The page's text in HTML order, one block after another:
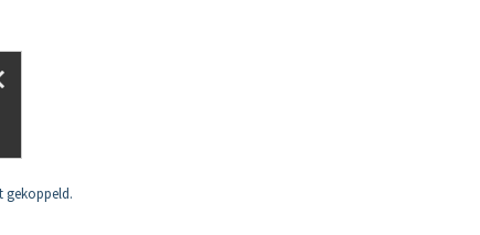
gekoppeld.